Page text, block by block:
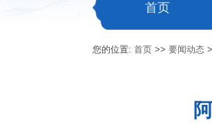
首页
您的位置:首页 >>要闻动态